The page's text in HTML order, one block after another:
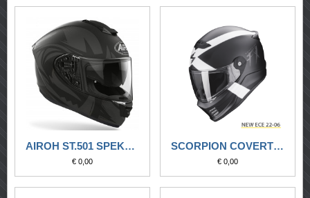
AIROH ST.501 SPEKTRO BLACK MATT
€ 0,00
SCORPION COVERT FX GALLUS NERO-BIANCO
€ 0,00